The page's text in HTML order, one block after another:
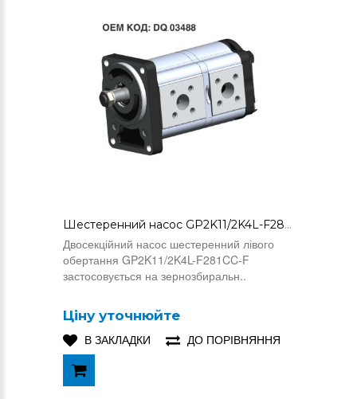
Шестеренний насос GP2K11/2K4L-F281CC-F (DQ.03488)
Двосекційний насос шестеренний лівого
обертання GP2K11/2K4L-F281CC-F
застосовується на зернозбиральн..
Ціну уточнюйте
В ЗАКЛАДКИ
ДО ПОРІВНЯННЯ